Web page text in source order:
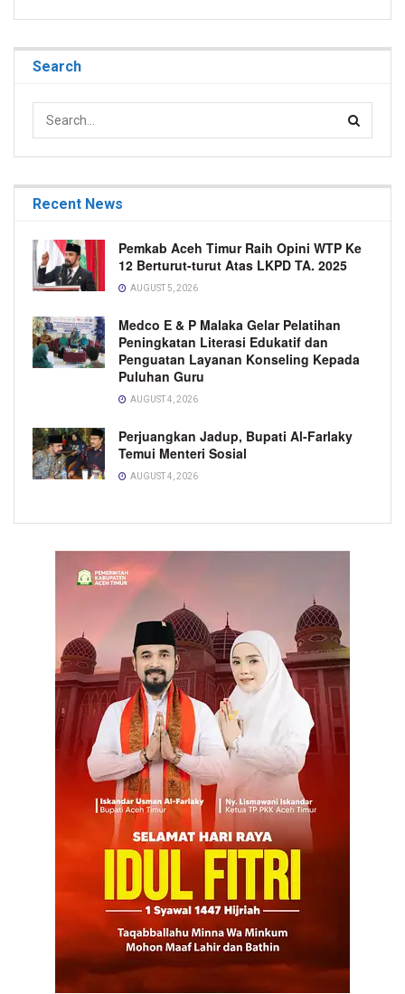
Search
Recent News
Pemkab Aceh Timur Raih Opini WTP Ke
12 Berturut-turut Atas LKPD TA. 2025
AUGUST 5, 2026
Medco E & P Malaka Gelar Pelatihan
Peningkatan Literasi Edukatif dan
Penguatan Layanan Konseling Kepada
Puluhan Guru
AUGUST 4, 2026
Perjuangkan Jadup, Bupati Al-Farlaky
Temui Menteri Sosial
AUGUST 4, 2026